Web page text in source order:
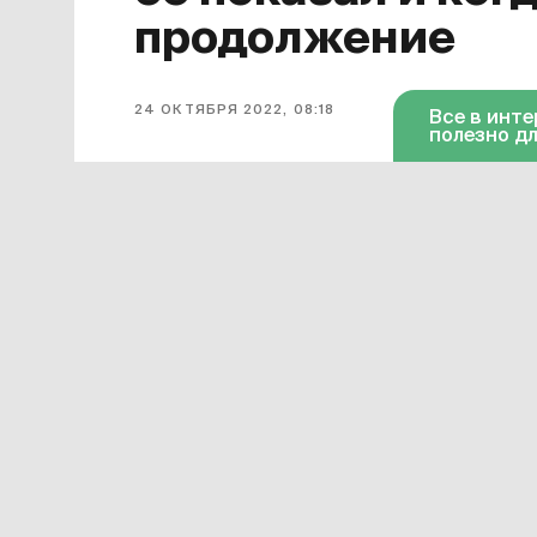
продолжение
24 ОКТЯБРЯ 2022, 08:18 Все в
полезно